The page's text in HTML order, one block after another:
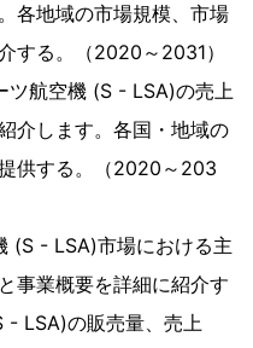
各地域の市場規模、市場
する。（2020～2031）
ツ航空機 (S - LSA)の売上
介します。各国・地域の
供する。（2020～203
(S - LSA)市場における主
事業概要を詳細に紹介す
- LSA)の販売量、売上